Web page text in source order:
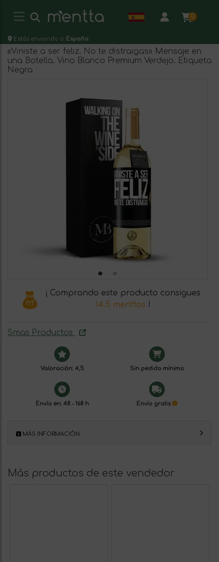
0
Estás enviando a: España
«Viniste a ser feliz. No te distraigas» Mensaje en
una Botella. Vino Blanco Premium Verdejo. Etiqueta
Negra
¡ Comprando este producto consigues
14.5 menttos !
Smas Productos
Valoración: 4,5 Sin pedido mínimo
Envío en: 48 - 168 h Envío gratis
MÁS INFORMACIÓN
Más productos de este vendedor